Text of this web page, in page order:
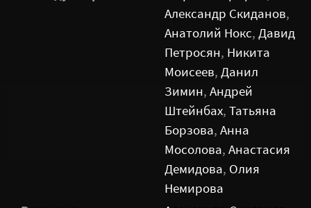
Александр Скиданов,
Анатолий Нокс, Давид
Петросян, Никита
Моисеев, Данил
Зимин, Андрей
Штейнбах, Татьяна
Борзова, Анна
Мосолова, Анастасия
Демидова, Олия
Немирова